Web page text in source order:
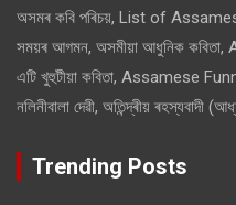
অসমৰ কবি পৰিচয়, List of
সময়ৰ আগমন, অসমীয়া আধুনিক
এটি খুহুটীয়া কবিতা, Assamese
নলিনীবালা দেৱী, অতিন্দ্ৰীয় ৰহস্যবাদী
Trending Posts